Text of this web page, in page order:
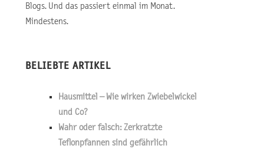
Blogs. Und das passiert einmal im Monat.
Mindestens.
BELIEBTE ARTIKEL
Hausmittel – Wie wirken Zwiebelwickel
und Co?
Wahr oder falsch: Zerkratzte
Teflonpfannen sind gefährlich